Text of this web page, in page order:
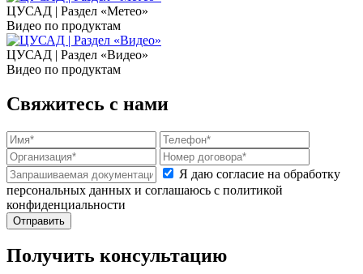
ЦУСАД | Раздел «Метео»
Видео по продуктам
ЦУСАД | Раздел «Видео»
Видео по продуктам
Свяжитесь с нами
Я даю согласие на обработку
персональных данных и соглашаюсь с политикой
конфиденциальности
Получить консультацию